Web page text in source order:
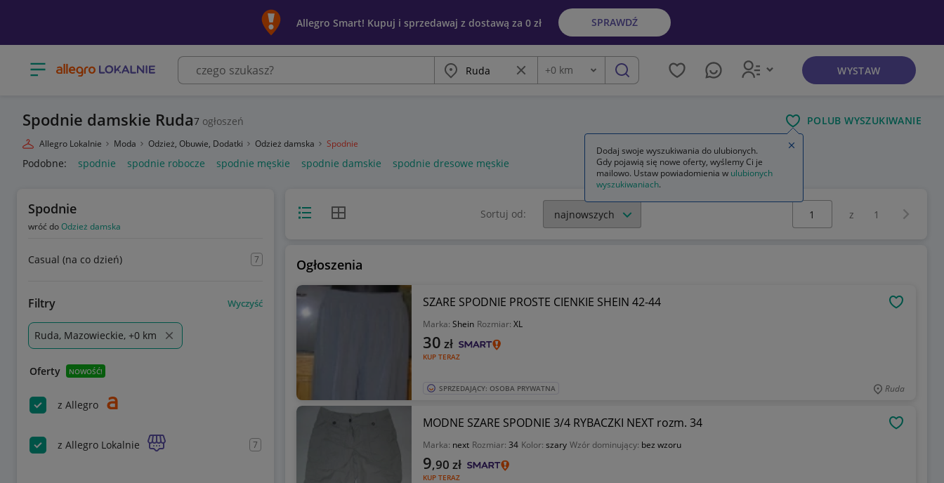
Allegro Smart! Kupuj i sprzedawaj z dostawą za 0 zł SPRAWDŹ
Otwórz menu z kategoriami Miasto Wyczyść frazę
Odległość
+0 km szukaj WYSTAW
Spodnie damskie Ruda7 ogłoszeń POLUB WYSZUKIWANIE
Allegro Lokalnie Moda Odzież, Obuwie, Dodatki Odzież damska Spodnie
Podobne: spodnie spodnie robocze spodnie męskie spodnie damskie spodnie dresowe męskie
Spodnie
wróć doOdzież damska
Casual (na co dzień) 7
Filtry Wyczyść
Ruda, Mazowieckie, +0 km
Oferty NOWOŚĆ!
z Allegro
z Allegro Lokalnie 7
Widok listyWidok siatki Sortuj od:
Wybierz stronę:
z 1
Ogłoszenia
SZARE SPODNIE PROSTE CIENKIE SHEIN 42-44
Marka: Shein Rozmiar: XL
KUP TERAZ
30 zł
SPRZEDAJĄCY: OSOBA PRYWATNA Ruda
MODNE SZARE SPODNIE 3/4 RYBACZKI NEXT rozm. 34
Marka: next Rozmiar: 34 Kolor: szary Wzór dominujący: bez wzoru
KUP TERAZ
9,90 zł
Dodaj swoje wyszukiwania do ulubionych.
Gdy pojawią się nowe oferty, wyślemy Ci je
mailowo. Ustaw powiadomienia w ulubionych
wyszukiwaniach.
Zamknij wskazówkę